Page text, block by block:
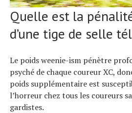
Quelle est la
d’une tige de selle
Le poids weenie-ism pénètre
psyché de chaque coureur XC,
poids supplémentaire est
l’horreur chez tous les coureurs
gardistes.